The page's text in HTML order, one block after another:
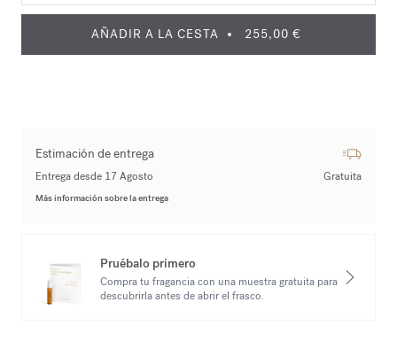
AÑADIR A LA CESTA 255,00 €
Estimación de entrega
Entrega desde 17 Agosto Gratuita
Más información sobre la entrega
Pruébalo primero
Compra tu fragancia con una muestra gratuita para
descubrirla antes de abrir el frasco.